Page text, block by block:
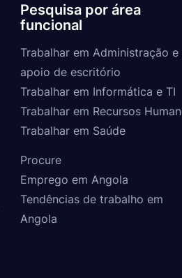
Pesquisa por área
funcional
Trabalhar em Administração e
apoio de escritório
Trabalhar em Informática e TI
Trabalhar em Recursos
Trabalhar em Saúde
Procure
Emprego em Angola
Tendências de trabalho em
Angola